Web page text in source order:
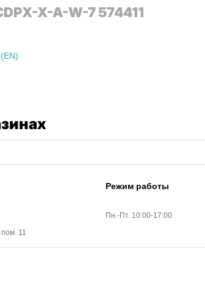
X-A-W-7 574411
Режим работы
11
Пн.-Пт. 10:00-17:00